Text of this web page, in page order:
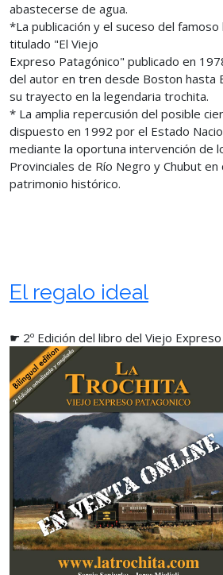
abastecerse de agua.
*La publicación y el suceso del
titulado "El Viejo
Expreso Patagónico" publicado en
del autor en tren desde Boston hasta
su trayecto en la legendaria trochita.
* La amplia repercusión del posible
dispuesto en 1992 por el Estado
mediante la oportuna intervención de
Provinciales de Río Negro y Chubut
patrimonio histórico.
El regalo ideal
☛ 2º Edición del libro del Viejo